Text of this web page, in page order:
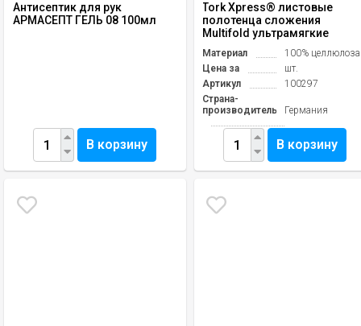
Антисептик для рук
АРМАСЕПТ ГЕЛЬ 08 100мл
В корзину
Tork Xpress® листовые
полотенца сложения
Multifold ультрамягкие
Материал
100% целлюлоза
Цена за
шт.
Артикул
100297
Страна-
производитель
Германия
В корзину